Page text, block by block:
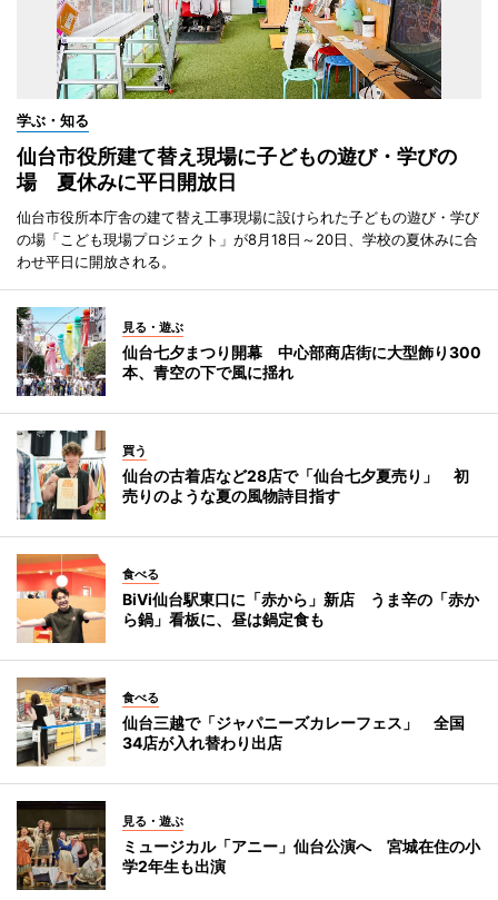
学ぶ・知る
仙台市役所建て替え現場に子どもの遊び・学びの
場 夏休みに平日開放日
仙台市役所本庁舎の建て替え工事現場に設けられた子どもの遊び・学び
の場「こども現場プロジェクト」が8月18日～20日、学校の夏休みに合
わせ平日に開放される。
見る・遊ぶ
仙台七夕まつり開幕 中心部商店街に大型飾り300
本、青空の下で風に揺れ
買う
仙台の古着店など28店で「仙台七夕夏売り」 初
売りのような夏の風物詩目指す
食べる
BiVi仙台駅東口に「赤から」新店 うま辛の「赤か
ら鍋」看板に、昼は鍋定食も
食べる
仙台三越で「ジャパニーズカレーフェス」 全国
34店が入れ替わり出店
見る・遊ぶ
ミュージカル「アニー」仙台公演へ 宮城在住の小
学2年生も出演